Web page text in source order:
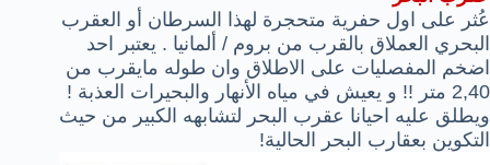
عُثر على اول حفرية متحجرة لهذا السرطان أو العقرب
البحري العملاق بالقرب من بروم / ألمانيا . يعتبر احد
اضخم المفصليات على الاطلاق وان طوله مايقرب من
2,40 متر !! و يعيش في مياه الأنهار والبحيرات العذبة !
ويطلق عليه احيانا عقرب البحر لتشابهه الكبير من حيث
التكوين بعقارب البحر الحالية!